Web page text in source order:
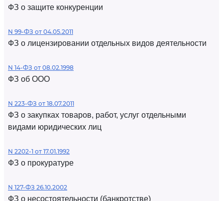
ФЗ о защите конкуренции
N 99-ФЗ от 04.05.2011
ФЗ о лицензировании отдельных видов деятельности
N 14-ФЗ от 08.02.1998
ФЗ об ООО
N 223-ФЗ от 18.07.2011
ФЗ о закупках товаров, работ, услуг отдельными
видами юридических лиц
N 2202-1 от 17.01.1992
ФЗ о прокуратуре
N 127-ФЗ 26.10.2002
ФЗ о несостоятельности (банкротстве)